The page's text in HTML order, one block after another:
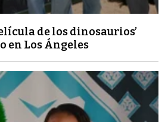
de los dinosaurios’
en Los Ángeles